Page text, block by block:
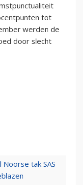
tot
werden de
door slecht
tak SAS